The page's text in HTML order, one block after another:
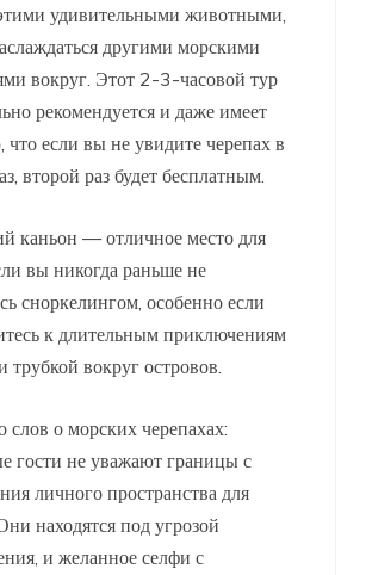
удивительными животными,
другими морскими
вокруг. Этот 2-3-часовой тур
рекомендуется и даже имеет
что если вы не увидите черепах в
второй раз будет бесплатным.
каньон — отличное место для
вы никогда раньше не
сноркелингом, особенно если
к длительным приключениям
трубкой вокруг островов.
слов о морских черепахах:
гости не уважают границы с
личного пространства для
находятся под угрозой
и желанное селфи с